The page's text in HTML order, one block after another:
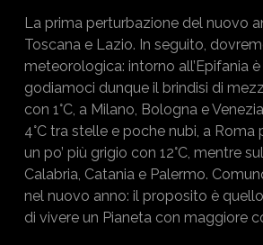
La prima perturbazione del nuovo
Toscana e Lazio. In seguito,
meteorologica: intorno all’Epifania
godiamoci dunque il brindisi di
con 1°C, a Milano, Bologna e
4°C tra stelle e poche nubi, a
un po’ più grigio con 12°C, mentre
Calabria, Catania e Palermo.
nel nuovo anno: il proposito è
di vivere un Pianeta con maggiore